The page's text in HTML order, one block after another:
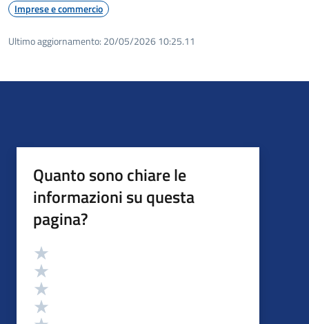
Imprese e commercio
Ultimo aggiornamento: 20/05/2026 10:25.11
Quanto sono chiare le
informazioni su questa
pagina?
Valutazione